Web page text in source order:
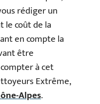
rédiger un
le coût de la
en compte la
être
à cet
Extrême,
Alpes.